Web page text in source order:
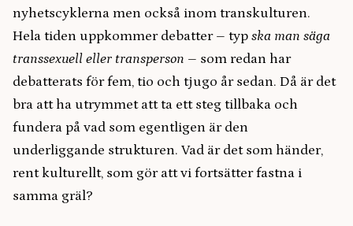
nyhetscyklerna men också inom transkulturen.
Hela tiden uppkommer debatter – typ ska man säga
transsexuell eller transperson – som redan har
debatterats för fem, tio och tjugo år sedan. Då är det
bra att ha utrymmet att ta ett steg tillbaka och
fundera på vad som egentligen är den
underliggande strukturen. Vad är det som händer,
rent kulturellt, som gör att vi fortsätter fastna i
samma gräl?